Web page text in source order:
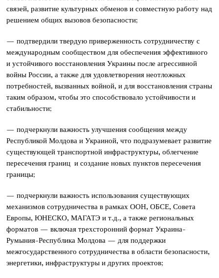
связей, развитие культурных обменов и совместную работу над
решением общих вызовов безопасности;
— подтвердили твердую приверженность сотрудничеству с
международным сообществом для обеспечения эффективного
и устойчивого восстановления Украины после агрессивной
войны России, а также для удовлетворения неотложных
потребностей, вызванных войной, и для восстановления страны
таким образом, чтобы это способствовало устойчивости и
стабильности;
— подчеркнули важность улучшения сообщения между
Республикой Молдова и Украиной, что подразумевает развитие
существующей транспортной инфраструктуры, облегчение
пересечения границ и создание новых пунктов пересечения
границы;
— подчеркнули важность использования существующих
механизмов сотрудничества в рамках ООН, ОБСЕ, Совета
Европы, ЮНЕСКО, МАГАТЭ и т.д., а также региональных
форматов — включая трехсторонний формат Украина-
Румыния-Республика Молдова — для поддержки
межгосударственного сотрудничества в области безопасности,
энергетики, инфраструктуры и других проектов;